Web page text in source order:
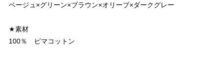
ベージュ×グリーン×ブラウン×オリーブ×ダークグレー
★素材
100％ ピマコットン